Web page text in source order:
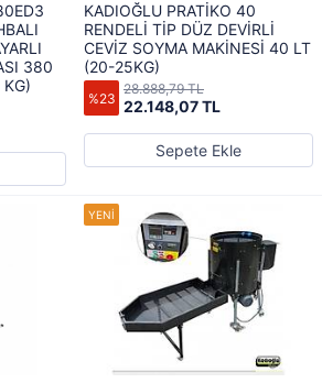
380
KADIOĞLU PRATİKO 40
RENDELİ TİP DÜZ DEVİRLİ
CEVİZ SOYMA MAKİNESİ 40 LT
(20-25KG)
%23 22.148,07 TL
28.888,79 TL
Sepete Ekle